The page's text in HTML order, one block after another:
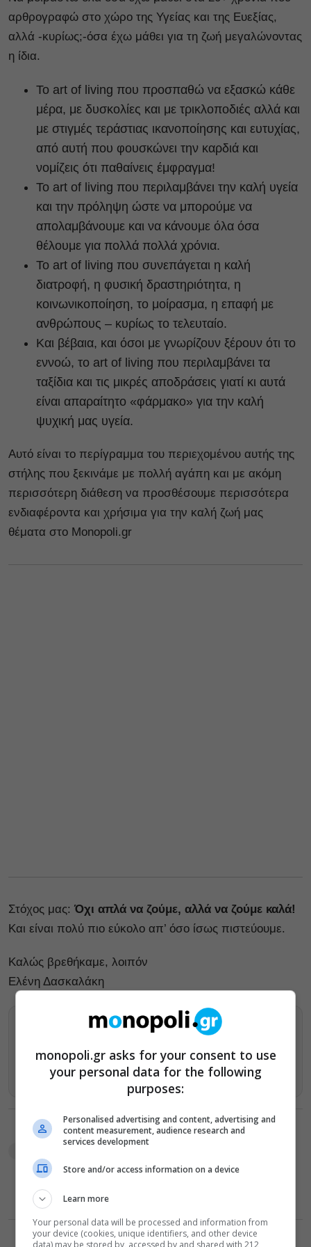
αρθρογραφώ στο χώρο της Υγείας και της Ευεξίας,
αλλά -κυρίως;-όσα έχω μάθει για τη ζωή μεγαλώνοντας
η ίδια.
Το art of living που προσπαθώ να εξασκώ κάθε
μέρα, με δυσκολίες και με τρικλοποδιές αλλά και
με στιγμές τεράστιας ικανοποίησης και ευτυχίας,
από αυτή που φουσκώνει την καρδιά και
νομίζεις ότι παθαίνεις έμφραγμα!
Το art of living που περιλαμβάνει την καλή υγεία
και την πρόληψη ώστε να μπορούμε να
απολαμβάνουμε και να κάνουμε όλα όσα
θέλουμε για πολλά πολλά χρόνια.
Το art of living που συνεπάγεται η καλή
διατροφή, η φυσική δραστηριότητα, η
κοινωνικοποίηση, το μοίρασμα, η επαφή με
ανθρώπους – κυρίως το τελευταίο.
Και βέβαια, και όσοι με γνωρίζουν ξέρουν ότι το
εννοώ, το art of living που περιλαμβάνει τα
ταξίδια και τις μικρές αποδράσεις γιατί κι αυτά
είναι απαραίτητο «φάρμακο» για την καλή
ψυχική μας υγεία.
Αυτό είναι το περίγραμμα του περιεχομένου αυτής της
στήλης που ξεκινάμε με πολλή αγάπη και με ακόμη
περισσότερη διάθεση να προσθέσουμε περισσότερα
ενδιαφέροντα και χρήσιμα για την καλή ζωή μας
θέματα στο Monopoli.gr
Στόχος μας: Όχι απλά να ζούμε, αλλά να ζούμε καλά!
Και είναι πολύ πιο εύκολο απ’ όσο ίσως πιστεύουμε.
Καλώς βρεθήκαμε, λοιπόν
Ελένη Δασκαλάκη
Βρείτε περισσότερα άρθρα μας στα αποτελέσματα
Προσθήκη του monopoli.gr στην Google
TAGS: The Art of Life Καλή ζωή
συμβουλές ευεξίας
monopoli.gr asks for your consent to use
your personal data for the following
purposes:
Personalised advertising and content, advertising and
content measurement, audience research and
services development
Store and/or access information on a device
Learn more
Your personal data will be processed and information from
your device (cookies, unique identifiers, and other device
data) may be stored by, accessed by and shared with 212